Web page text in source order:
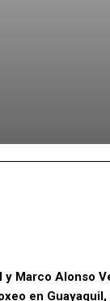
y Marco Alonso
en Guayaquil,